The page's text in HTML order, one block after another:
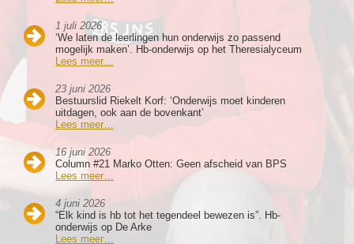
1 juli 2026
‘We laten de leerlingen hun onderwijs zo passend
mogelijk maken’. Hb-onderwijs op het Theresialyceum
Lees meer…
23 juni 2026
Bestuurslid Riekelt Korf: ‘Onderwijs moet kinderen
uitdagen, ook aan de bovenkant’
Lees meer…
16 juni 2026
Column #21 Marko Otten: Geen afscheid van BPS
Lees meer…
4 juni 2026
“Elk kind is hb tot het tegendeel bewezen is”. Hb-
onderwijs op De Arke
Lees meer…